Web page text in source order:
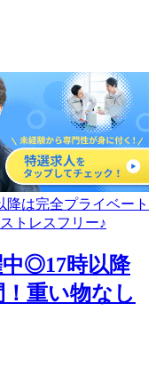
◎17時以降
重い物なし